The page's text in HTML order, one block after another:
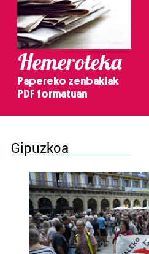
Hemeroteka
Papereko zenbakiak
PDF formatuan
Gipuzkoa